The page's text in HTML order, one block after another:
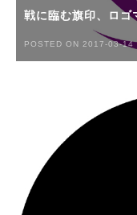
戦に臨む旗印、ロゴ
POSTED ON 2017-03-14